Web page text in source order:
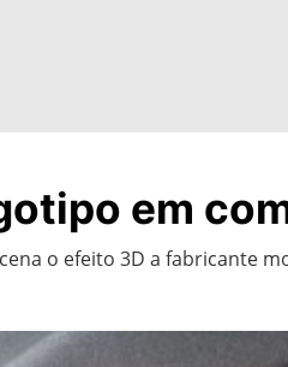
em
o efeito 3D a fabricante